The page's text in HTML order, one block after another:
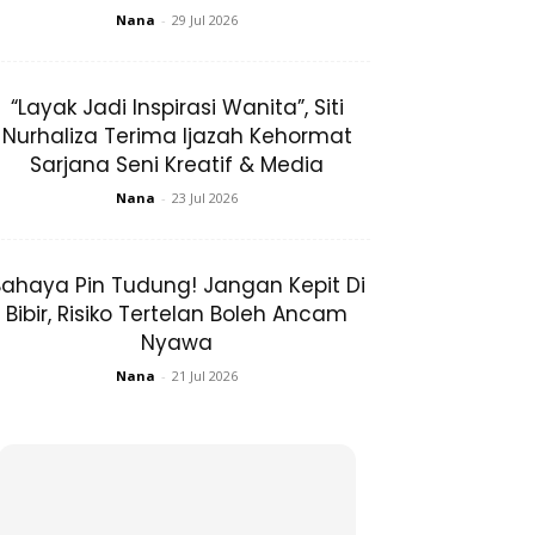
Nana - 29 Jul 2026
“Layak Jadi Inspirasi Wanita”, Siti
Nurhaliza Terima Ijazah Kehormat
Sarjana Seni Kreatif & Media
Nana - 23 Jul 2026
Pin Tudung! Jangan Kepit Di
Bibir, Risiko Tertelan Boleh Ancam
Nyawa
Nana - 21 Jul 2026